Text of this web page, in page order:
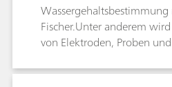
Wassergehaltsbestimmung
Fischer.Unter anderem
von Elektroden, Proben
Parameter entsprechen